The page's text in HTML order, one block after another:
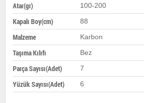
Atar(gr) 100-200
Kapalı Boy(cm) 88
Malzeme Karbon
Taşıma Kılıfı Bez
Parça Sayısı(Adet) 7
Yüzük Sayısı(Adet) 6